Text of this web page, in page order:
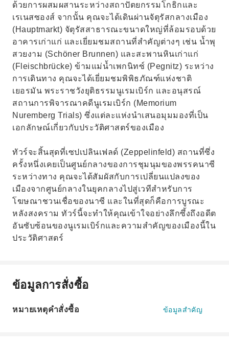
ด้วยการผสมผสานระหว่างสถาปัตยกรรมโกธิกและ
เรเนสซองส์ จากนั้น คุณจะได้เดินผ่านจัตุรัสกลางเมือง
(Hauptmarkt) จัตุรัสสาธารณะขนาดใหญ่ที่ล้อมรอบด้วย
อาคารเก่าแก่ และเยี่ยมชมสถานที่สำคัญต่างๆ เช่น น้ำพุ
สวยงาม (Schöner Brunnen) และสะพานหินเก่าแก่
(Fleischbrücke) ข้ามแม่น้ำเพกนิทซ์ (Pegnitz) ระหว่าง
การเดินทาง คุณจะได้เยี่ยมชมพิพิธภัณฑ์แห่งชาติ
เยอรมัน พระราชวังยุติธรรมนูเรมเบิร์ก และอนุสรณ์
สถานการพิจารณาคดีนูเรมเบิร์ก (Memorium
Nuremberg Trials) ซึ่งแต่ละแห่งนำเสนอมุมมองที่เป็น
เอกลักษณ์เกี่ยวกับประวัติศาสตร์ของเมือง
ทัวร์จะสิ้นสุดที่เซปเปลินเฟลด์ (Zeppelinfeld) สถานที่ซึ่ง
ครั้งหนึ่งเคยเป็นศูนย์กลางของการชุมนุมของพรรคนาซี
ระหว่างทาง คุณจะได้สัมผัสกับการเปลี่ยนแปลงของ
เมืองจากศูนย์กลางในยุคกลางไปสู่เวทีสำหรับการ
โฆษณาชวนเชื่อของนาซี และในที่สุดก็คือการบูรณะ
หลังสงคราม ทัวร์นี้จะทำให้คุณเข้าใจอย่างลึกซึ้งถึงอดีต
อันซับซ้อนของนูเรมเบิร์กและความสำคัญของเมืองนี้ใน
ประวัติศาสตร์
ข้อมูลการสั่งซื้อ
หมายเหตุคำสั่งซื้อ ข้อมูลสำคัญ